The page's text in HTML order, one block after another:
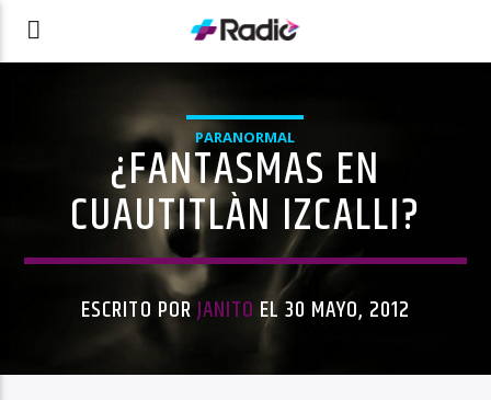
PARANORMAL
¿FANTASMAS EN
CUAUTITLÀN IZCALLI?
ESCRITO PORJANITO EL 30 MAYO, 2012